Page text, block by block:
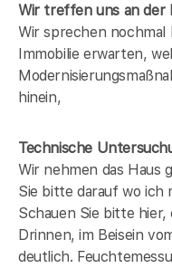
Wir treffen uns an der
Wir sprechen nochmal
Immobilie erwarten,
hinein,
Technische
Wir nehmen das Haus
Sie bitte darauf wo ich
Schauen Sie bitte
Drinnen, im Beisein
deutlich.